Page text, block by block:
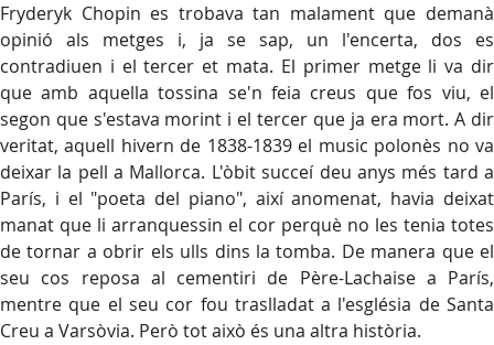
Fryderyk Chopin es trobava tan malament que demanà
opinió als metges i, ja se sap, un l'encerta, dos es
contradiuen i el tercer et mata. El primer metge li va dir
que amb aquella tossina se'n feia creus que fos viu, el
segon que s'estava morint i el tercer que ja era mort. A dir
veritat, aquell hivern de 1838-1839 el music polonès no va
deixar la pell a Mallorca. L'òbit succeí deu anys més tard a
París, i el "poeta del piano", així anomenat, havia deixat
manat que li arranquessin el cor perquè no les tenia totes
de tornar a obrir els ulls dins la tomba. De manera que el
seu cos reposa al cementiri de Père-Lachaise a París,
mentre que el seu cor fou traslladat a l'església de Santa
Creu a Varsòvia. Però tot això és una altra història.